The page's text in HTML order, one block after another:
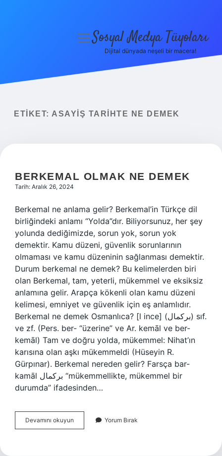
Yasal Uyarı
menüyüSosyal Medya Tüyoları
Dijital dünyada neşeli bir macera!
ETIKET: ASAYIŞ TARIHTE NE DEMEK
BERKEMAL OLMAK NE DEMEK
Tarih: Aralık 26, 2024
Berkemal ne anlama gelir? Berkemal’in Türkçe dil
birliğindeki anlamı “Yolda”dır. Biliyorsunuz, her şey
yolunda dediğimizde, sorun yok, sorun yok
demektir. Kamu düzeni, güvenlik sorunlarının
olmaması ve kamu düzeninin sağlanması demektir.
Durum berkemal ne demek? Bu kelimelerden biri
olan Berkemal, tam, yeterli, mükemmel ve eksiksiz
anlamına gelir. Arapça kökenli olan kamu düzeni
kelimesi, emniyet ve güvenlik için eş anlamlıdır.
Berkemal ne demek Osmanlıca? [l ince] (ﺑﺮﻛﻤﺎﻝ) sıf.
ve zf. (Pers. ber- “üzerine” ve Ar. kemāl ve ber-
kemāl) Tam ve doğru yolda, mükemmel: Nihat’ın
karısına olan aşkı mükemmeldi (Hüseyin R.
Gürpınar). Berkemal nereden gelir? Farsça bar-
kamāl برکمال “mükemmellikte, mükemmel bir
durumda” ifadesinden…
Devamını okuyun Berkemal
Olmak
Yorum Bırak